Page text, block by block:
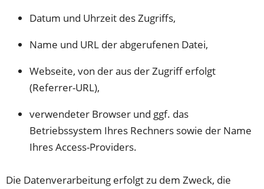
Datum und Uhrzeit des Zugriffs,
Name und URL der abgerufenen Datei,
Webseite, von der aus der Zugriff erfolgt
(Referrer-URL),
verwendeter Browser und ggf. das
Betriebssystem Ihres Rechners sowie der Name
Ihres Access-Providers.
Die Datenverarbeitung erfolgt zu dem Zweck, die